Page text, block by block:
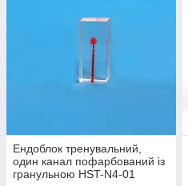
Ендоблок тренувальний,
один канал пофарбований із
гранульною HST-N4-01